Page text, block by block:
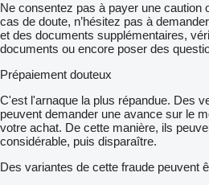
Ne consentez pas à payer une caution
cas de doute, n’hésitez pas à
et des documents supplémentaires,
documents ou encore poser des
Prépaiement douteux
C'est l'arnaque la plus répandue. Des
peuvent demander une avance sur le
votre achat. De cette manière, ils
considérable, puis disparaître.
Des variantes de cette fraude peuvent